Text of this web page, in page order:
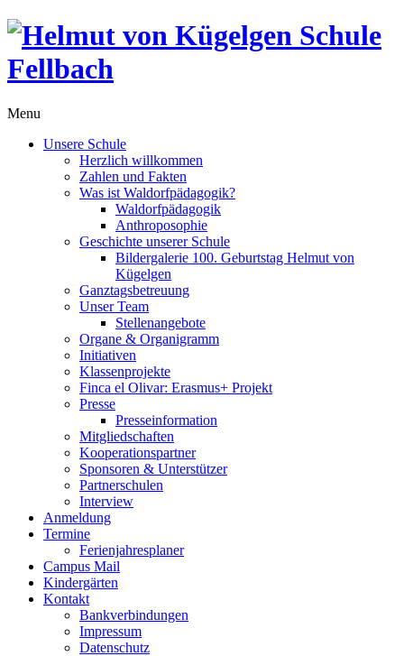
Menu
Unsere Schule
Herzlich willkommen
Zahlen und Fakten
Was ist Waldorfpädagogik?
Waldorfpädagogik
Anthroposophie
Geschichte unserer Schule
Bildergalerie 100. Geburtstag Helmut von
Kügelgen
Ganztagsbetreuung
Unser Team
Stellenangebote
Organe & Organigramm
Initiativen
Klassenprojekte
Finca el Olivar: Erasmus+ Projekt
Presse
Presseinformation
Mitgliedschaften
Kooperationspartner
Sponsoren & Unterstützer
Partnerschulen
Interview
Anmeldung
Termine
Ferienjahresplaner
Campus Mail
Kindergärten
Kontakt
Bankverbindungen
Impressum
Datenschutz